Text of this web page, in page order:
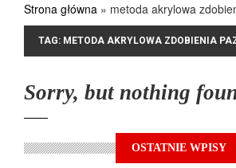
Strona główna » metoda akrylowa
TAG: METODA AKRYLOWA ZDOBIENIA
Sorry, but nothing
OSTATNIE WPISY